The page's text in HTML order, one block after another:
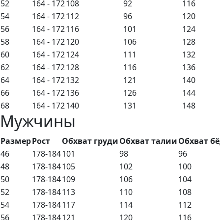
52 164 - 172108 92
116
54
164 - 172112 96
120
56
164 - 172116 101
124
58
164 - 172120 106
128
60
164 - 172124 111
132
62
164 - 172128 116
136
64
164 - 172132 121
140
66
164 - 172136 126
144
68
164 - 172140 131 148
Мужчины
РазмерРост Обхват грудиОбхват талииОбхват
46
178-184101 98
96
48
178-184105 102
100
50
178-184109 106
104
52
178-184113 110
108
54
178-184117 114
112
56
178-184121 120 116